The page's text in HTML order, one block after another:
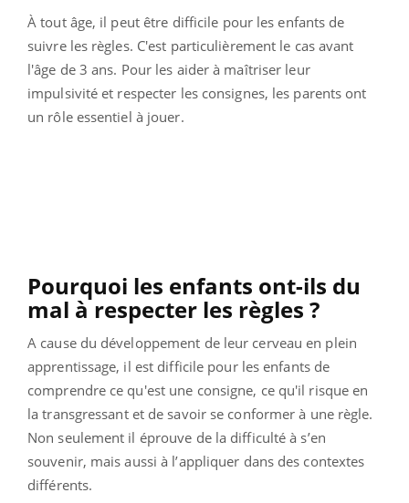
À tout âge, il peut être difficile pour les enfants de
suivre les règles. C'est particulièrement le cas avant
l'âge de 3 ans. Pour les aider à maîtriser leur
impulsivité et respecter les consignes, les parents ont
un rôle essentiel à jouer.
Pourquoi les enfants ont-ils du
mal à respecter les règles ?
A cause du développement de leur cerveau en plein
apprentissage, il est difficile pour les enfants de
comprendre ce qu'est une consigne, ce qu'il risque en
la transgressant et de savoir se conformer à une règle.
Non seulement il éprouve de la difficulté à s’en
souvenir, mais aussi à l’appliquer dans des contextes
différents.